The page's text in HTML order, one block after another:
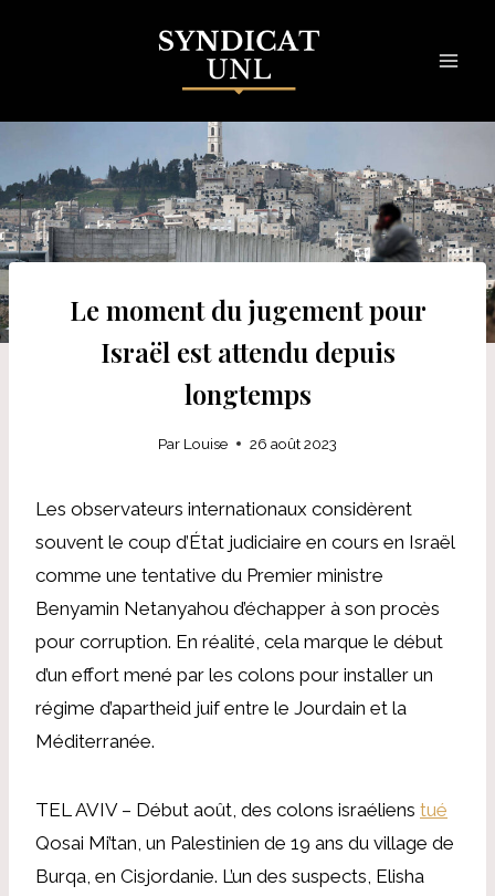
Le moment du jugement pour
Israël est attendu depuis
longtemps
Par Louise 26 août 2023
Les observateurs internationaux considèrent
souvent le coup d’État judiciaire en cours en Israël
comme une tentative du Premier ministre
Benyamin Netanyahou d’échapper à son procès
pour corruption. En réalité, cela marque le début
d’un effort mené par les colons pour installer un
régime d’apartheid juif entre le Jourdain et la
Méditerranée.
TEL AVIV – Début août, des colons israéliens tué
Qosai Mi’tan, un Palestinien de 19 ans du village de
Burqa, en Cisjordanie. L’un des suspects, Elisha